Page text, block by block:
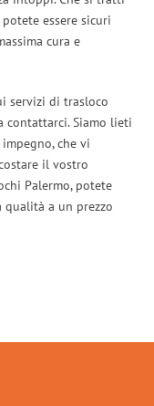
essere sicuri
cura e
servizi di trasloco
contattarci. Siamo lieti
che vi
il vostro
Palermo, potete
qualità a un prezzo